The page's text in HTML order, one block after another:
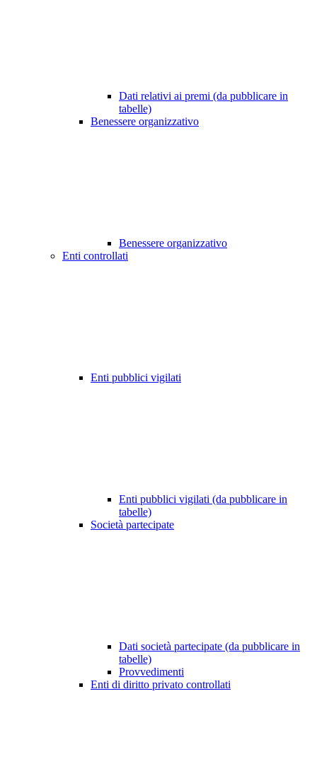
Dati relativi ai premi (da pubblicare in
tabelle)
Benessere organizzativo
Benessere organizzativo
Enti controllati
Enti pubblici vigilati
Enti pubblici vigilati (da pubblicare in
tabelle)
Società partecipate
Dati società partecipate (da pubblicare in
tabelle)
Provvedimenti
Enti di diritto privato controllati